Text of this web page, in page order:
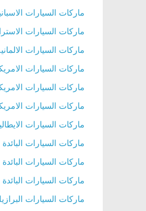
ماركات السيارات
ماركات السيارات
ماركات السيارات
ماركات السيارات
ماركات السيارات
ماركات السيارات
ماركات السيارات
ماركات السيارات البائدة
ماركات السيارات البائدة
ماركات السيارات
ماركات السيارات